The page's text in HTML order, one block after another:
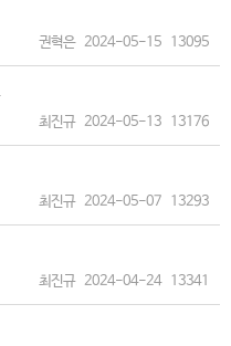
권혁은 2024-05-15 13095
최진규 2024-05-13 13176
최진규 2024-05-07 13293
최진규 2024-04-24 13341